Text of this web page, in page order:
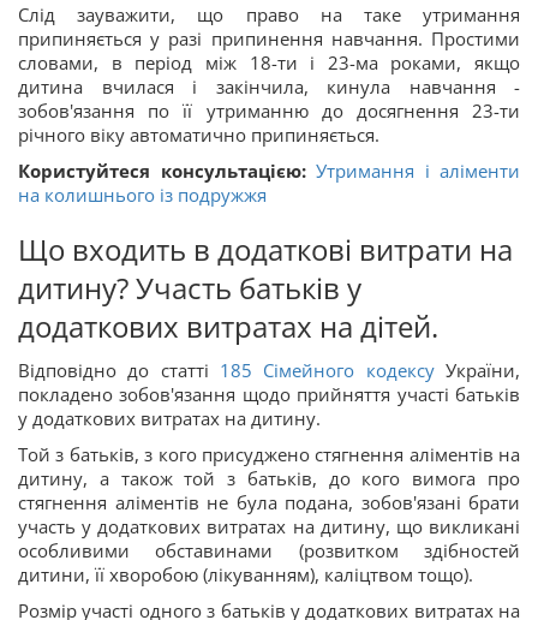
Слід зауважити, що право на таке утримання
припиняється у разі припинення навчання. Простими
словами, в період між 18-ти і 23-ма роками, якщо
дитина вчилася і закінчила, кинула навчання -
зобов'язання по її утриманню до досягнення 23-ти
річного віку автоматично припиняється.
Користуйтеся консультацією: Утримання і аліменти
на колишнього із подружжя
Що входить в додаткові витрати на
дитину? Участь батьків у
додаткових витратах на дітей.
Відповідно до статті 185 Сімейного кодексуУкраїни,
покладено зобов'язання щодо прийняття участі батьків
у додаткових витратах на дитину.
Той з батьків, з кого присуджено стягнення аліментів на
дитину, а також той з батьків, до кого вимога про
стягнення аліментів не була подана, зобов'язані брати
участь у додаткових витратах на дитину, що викликані
особливими обставинами (розвитком здібностей
дитини, її хворобою (лікуванням), каліцтвом тощо).
Розмір участі одного з батьків у додаткових витратах на